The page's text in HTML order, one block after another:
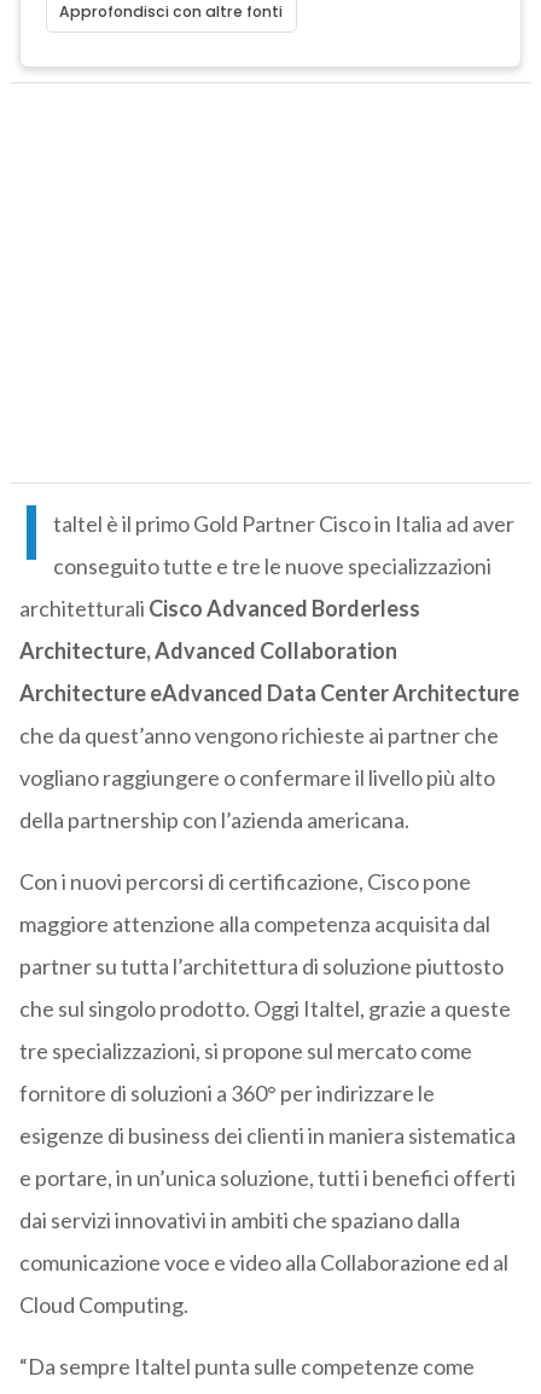
Approfondisci con altre fonti
I
taltel è il primo Gold Partner Cisco in Italia ad aver
conseguito tutte e tre le nuove specializzazioni
architetturali Cisco Advanced Borderless
Architecture, Advanced Collaboration
Architecture eAdvanced Data Center Architecture
che da quest’anno vengono richieste ai partner che
vogliano raggiungere o confermare il livello più alto
della partnership con l’azienda americana.
Con i nuovi percorsi di certificazione, Cisco pone
maggiore attenzione alla competenza acquisita dal
partner su tutta l’architettura di soluzione piuttosto
che sul singolo prodotto. Oggi Italtel, grazie a queste
tre specializzazioni, si propone sul mercato come
fornitore di soluzioni a 360° per indirizzare le
esigenze di business dei clienti in maniera sistematica
e portare, in un’unica soluzione, tutti i benefici offerti
dai servizi innovativi in ambiti che spaziano dalla
comunicazione voce e video alla Collaborazione ed al
Cloud Computing.
“Da sempre Italtel punta sulle competenze come